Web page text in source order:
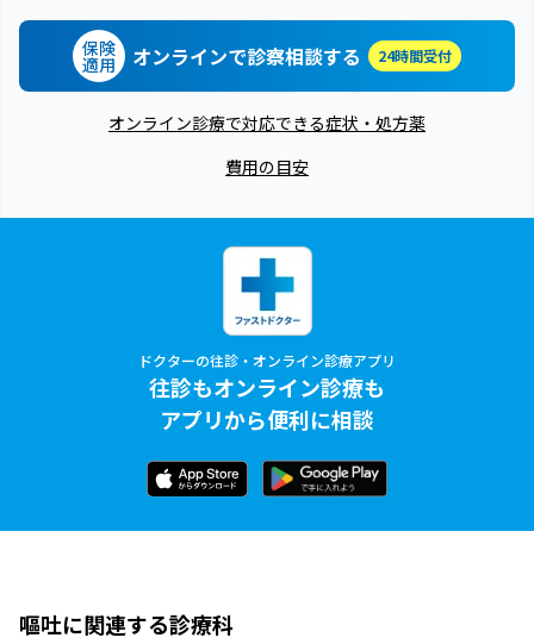
保険
適用 オンラインで診察相談する 24時間受付
オンライン診療で対応できる症状・処方薬
費用の目安
ドクターの往診・オンライン診療アプリ
往診もオンライン診療も
アプリから便利に相談
嘔吐に関連する診療科